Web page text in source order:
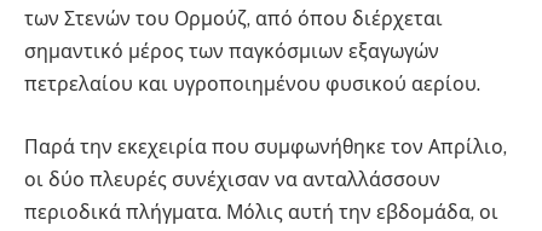
των Στενών του Ορμούζ, από όπου διέρχεται
σημαντικό μέρος των παγκόσμιων εξαγωγών
πετρελαίου και υγροποιημένου φυσικού αερίου.
Παρά την εκεχειρία που συμφωνήθηκε τον Απρίλιο,
οι δύο πλευρές συνέχισαν να ανταλλάσσουν
περιοδικά πλήγματα. Μόλις αυτή την εβδομάδα, οι